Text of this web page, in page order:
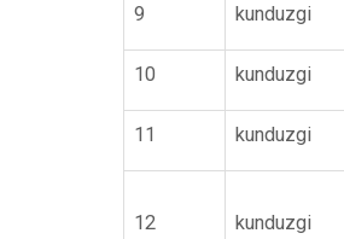
9 kunduzgi
10 kunduzgi
11 kunduzgi
12 kunduzgi